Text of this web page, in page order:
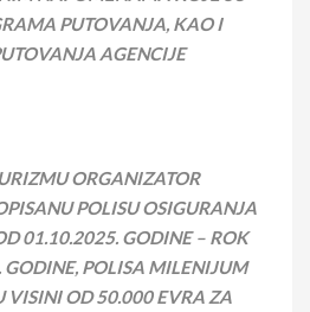
PUTOVANJA, KAO I
AGENCIJE
ORGANIZATOR
POLISU OSIGURANJA
01.10.2025. GODINE – ROK
GODINE, POLISA MILENIJUM
VISINI OD 50.000 EVRA ZA